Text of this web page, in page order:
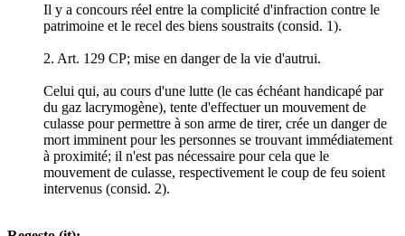
Il y a concours réel entre la complicité d'infraction contre le
patrimoine et le recel des biens soustraits (consid. 1).
2. Art. 129 CP; mise en danger de la vie d'autrui.
Celui qui, au cours d'une lutte (le cas échéant handicapé par
du gaz lacrymogène), tente d'effectuer un mouvement de
culasse pour permettre à son arme de tirer, crée un danger de
mort imminent pour les personnes se trouvant immédiatement
à proximité; il n'est pas nécessaire pour cela que le
mouvement de culasse, respectivement le coup de feu soient
intervenus (consid. 2).